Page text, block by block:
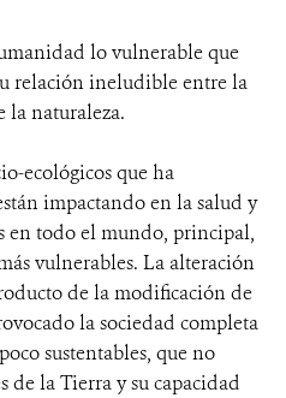
lo vulnerable que
relación ineludible entre la
la naturaleza.
ecológicos que ha
impactando en la salud y
en todo el mundo, principal,
vulnerables. La alteración
de la modificación de
la sociedad completa
sustentables, que no
de la Tierra y su capacidad